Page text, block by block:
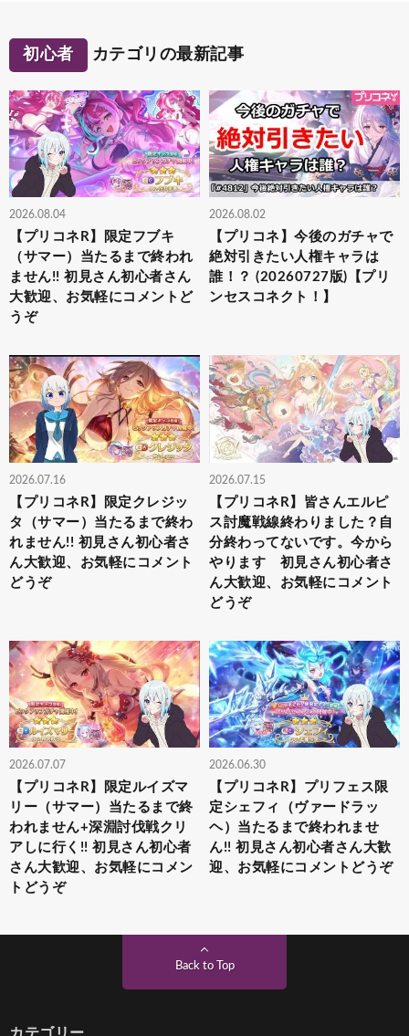
初心者 カテゴリの最新記事
2026.08.04
【プリコネR】限定フブキ
（サマー）当たるまで終われ
ません!! 初見さん初心者さん
大歓迎、お気軽にコメントど
うぞ
2026.08.02
【プリコネ】今後のガチャで
絶対引きたい人権キャラは
誰！？ (20260727版)【プリ
ンセスコネクト！】
2026.07.16
【プリコネR】限定クレジッ
タ（サマー）当たるまで終わ
れません!! 初見さん初心者さ
ん大歓迎、お気軽にコメント
どうぞ
2026.07.15
【プリコネR】皆さんエルピ
ス討魔戦線終わりました？自
分終わってないです。今から
やります 初見さん初心者さ
ん大歓迎、お気軽にコメント
どうぞ
2026.07.07
【プリコネR】限定ルイズマ
リー（サマー）当たるまで終
われません+深淵討伐戦クリ
アしに行く!! 初見さん初心者
さん大歓迎、お気軽にコメン
トどうぞ
2026.06.30
【プリコネR】プリフェス限
定シェフィ（ヴァードラッ
ヘ）当たるまで終われませ
ん!! 初見さん初心者さん大歓
迎、お気軽にコメントどうぞ
Back to Top